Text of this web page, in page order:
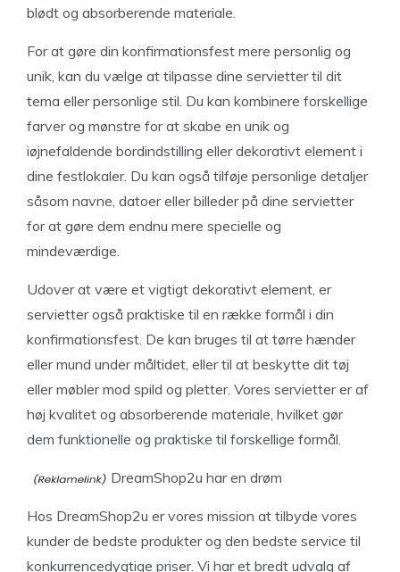
blødt og absorberende materiale.
For at gøre din konfirmationsfest mere personlig og
unik, kan du vælge at tilpasse dine servietter til dit
tema eller personlige stil. Du kan kombinere forskellige
farver og mønstre for at skabe en unik og
iøjnefaldende bordindstilling eller dekorativt element i
dine festlokaler. Du kan også tilføje personlige detaljer
såsom navne, datoer eller billeder på dine servietter
for at gøre dem endnu mere specielle og
mindeværdige.
Udover at være et vigtigt dekorativt element, er
servietter også praktiske til en række formål i din
konfirmationsfest. De kan bruges til at tørre hænder
eller mund under måltidet, eller til at beskytte dit tøj
eller møbler mod spild og pletter. Vores servietter er af
høj kvalitet og absorberende materiale, hvilket gør
dem funktionelle og praktiske til forskellige formål.
DreamShop2u har en drøm
Hos DreamShop2u er vores mission at tilbyde vores
kunder de bedste produkter og den bedste service til
konkurrencedygtige priser. Vi har et bredt udvalg af